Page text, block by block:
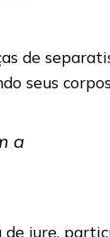
de
seus
a
de jure,